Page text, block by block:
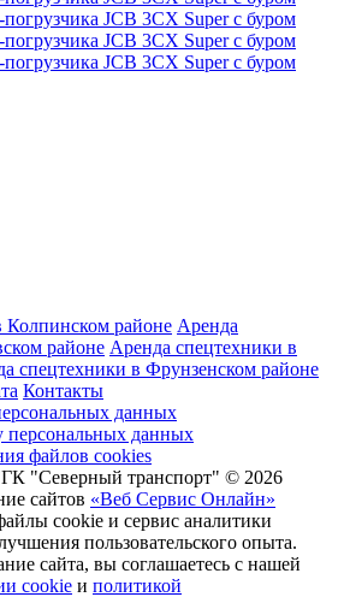
Колпинском районе Аренда
районе Аренда спецтехники в
спецтехники в Фрунзенском районе
Контакты
данных
персональных данных
файлов cookies
"Северный транспорт" © 2026
сайтов «Веб Сервис Онлайн»
cookie и сервис аналитики
пользовательского опыта.
сайта, вы соглашаетесь с нашей
cookie и политикой